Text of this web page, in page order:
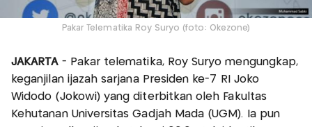
Pakar Telematika Roy Suryo (foto: Okezone)
JAKARTA - Pakar telematika, Roy Suryo mengungkap,
keganjilan ijazah sarjana Presiden ke-7 RI Joko
Widodo (Jokowi) yang diterbitkan oleh Fakultas
Kehutanan Universitas Gadjah Mada (UGM). Ia pun